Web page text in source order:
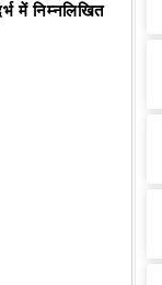
में निम्नलिखित